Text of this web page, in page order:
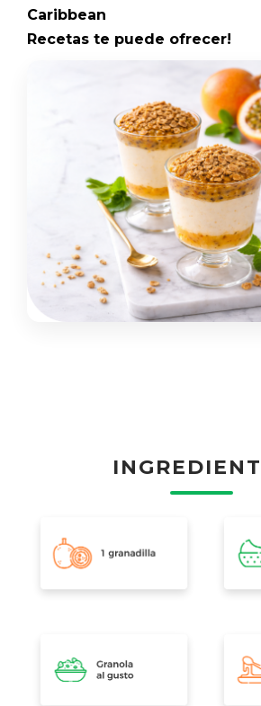
Caribbean
Recetas te puede ofrecer!